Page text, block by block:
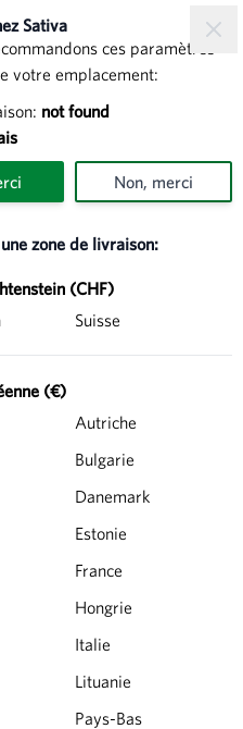
Sativa
ces paramètres
votre emplacement:
not found
Non, merci
zone de livraison:
(CHF)
Suisse
(€)
Autriche
Bulgarie
Danemark
Estonie
France
Hongrie
Italie
Lituanie
Pays-Bas
sous semis
sous semis
fleurs, composé de
de fleurs sauvages des
partiellement
à la formation d'humus et
Semer les graines à la
les enfouir légèrement en
09 10